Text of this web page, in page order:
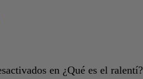
en ¿Qué es el ralentí?